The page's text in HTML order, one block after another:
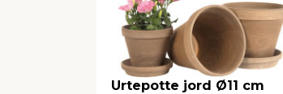
Urtepotte jord Ø11 cm